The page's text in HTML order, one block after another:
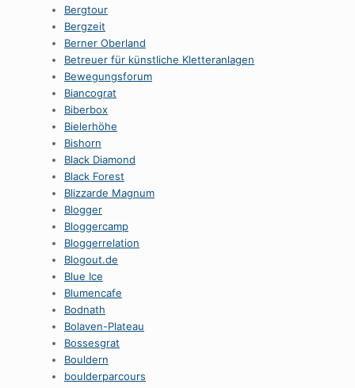
Bergtour
Bergzeit
Berner Oberland
Betreuer für künstliche Kletteranlagen
Bewegungsforum
Biancograt
Biberbox
Bielerhöhe
Bishorn
Black Diamond
Black Forest
Blizzarde Magnum
Blogger
Bloggercamp
Bloggerrelation
Blogout.de
Blue Ice
Blumencafe
Bodnath
Bolaven-Plateau
Bossesgrat
Bouldern
boulderparcours